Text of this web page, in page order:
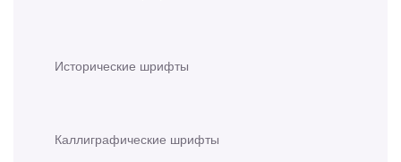
Исторические шрифты
Каллиграфические шрифты